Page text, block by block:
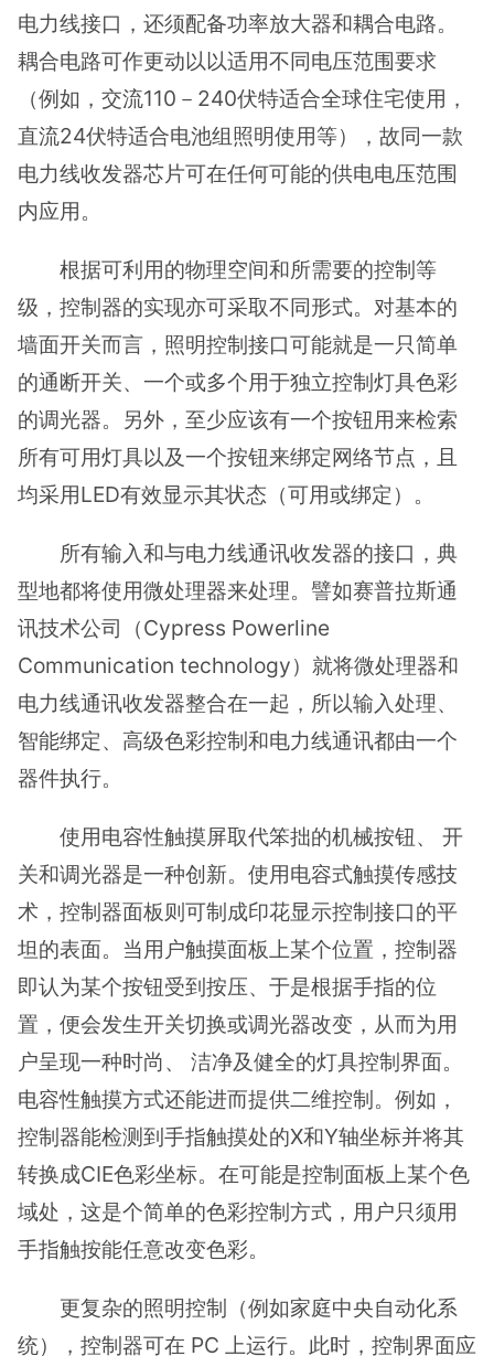
电力线接口，还须配备功率放大器和耦合电路。
耦合电路可作更动以以适用不同电压范围要求
（例如，交流110－240伏特适合全球住宅使用，
直流24伏特适合电池组照明使用等），故同一款
电力线收发器芯片可在任何可能的供电电压范围
内应用。
根据可利用的物理空间和所需要的控制等
级，控制器的实现亦可采取不同形式。对基本的
墙面开关而言，照明控制接口可能就是一只简单
的通断开关、一个或多个用于独立控制灯具色彩
的调光器。另外，至少应该有一个按钮用来检索
所有可用灯具以及一个按钮来绑定网络节点，且
均采用LED有效显示其状态（可用或绑定）。
所有输入和与电力线通讯收发器的接口，典
型地都将使用微处理器来处理。譬如赛普拉斯通
讯技术公司（Cypress Powerline
Communication technology）就将微处理器和
电力线通讯收发器整合在一起，所以输入处理、
智能绑定、高级色彩控制和电力线通讯都由一个
器件执行。
使用电容性触摸屏取代笨拙的机械按钮、 开
关和调光器是一种创新。使用电容式触摸传感技
术，控制器面板则可制成印花显示控制接口的平
坦的表面。当用户触摸面板上某个位置，控制器
即认为某个按钮受到按压、于是根据手指的位
置，便会发生开关切换或调光器改变，从而为用
户呈现一种时尚、 洁净及健全的灯具控制界面。
电容性触摸方式还能进而提供二维控制。例如，
控制器能检测到手指触摸处的X和Y轴坐标并将其
转换成CIE色彩坐标。在可能是控制面板上某个色
域处，这是个简单的色彩控制方式，用户只须用
手指触按能任意改变色彩。
更复杂的照明控制（例如家庭中央自动化系
统），控制器可在 PC 上运行。此时，控制界面应